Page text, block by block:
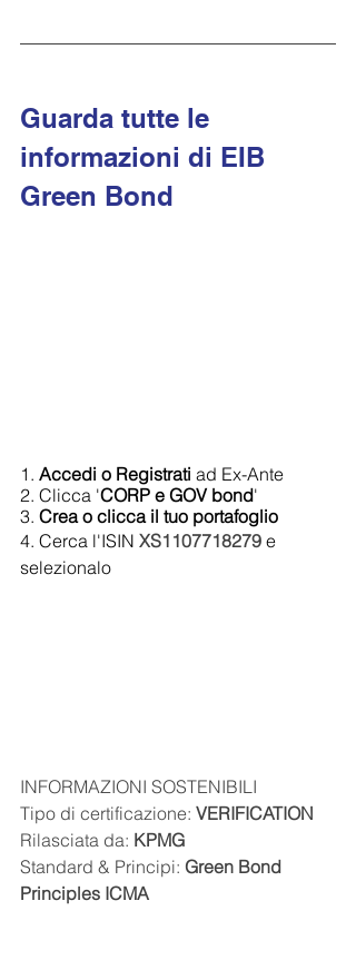
Guarda tutte le
informazioni di EIB
Green Bond
1. Accedi o Registrati ad Ex-Ante
2. Clicca 'CORP e GOV bond'
3. Crea o clicca il tuo portafoglio
4. Cerca l'ISIN XS1107718279 e
selezionalo
INFORMAZIONI SOSTENIBILI
Tipo di certificazione: VERIFICATION
Rilasciata da: KPMG
Standard & Principi: Green Bond
Principles ICMA